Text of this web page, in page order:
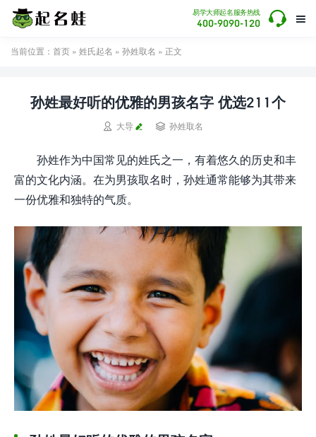

易学大师起名服务热线
400-9090-120 
当前位置： 首页 » 姓氏起名 » 孙姓取名 » 正文
孙姓最好听的优雅的男孩名字 优选211个
 大导  孙姓取名
孙姓作为中国常见的姓氏之一，有着悠久的历史和丰
富的文化内涵。在为男孩取名时，孙姓通常能够为其带来
一份优雅和独特的气质。